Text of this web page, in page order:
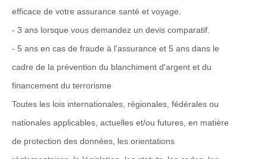
efficace de votre assurance santé et voyage.
- 3 ans lorsque vous demandez un devis comparatif.
- 5 ans en cas de fraude à l'assurance et 5 ans dans le
cadre de la prévention du blanchiment d'argent et du
financement du terrorisme
Toutes les lois internationales, régionales, fédérales ou
nationales applicables, actuelles et/ou futures, en matière
de protection des données, les orientations